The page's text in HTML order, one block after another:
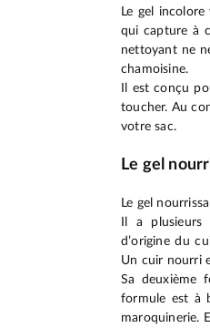
Le gel incolore
qui capture à
nettoyant ne
chamoisine.
Il est conçu
toucher. Au
votre sac.
Le gel
Le gel
Il a plusieurs
d’origine du
Un cuir nourri
Sa deuxième
formule est à
maroquinerie.